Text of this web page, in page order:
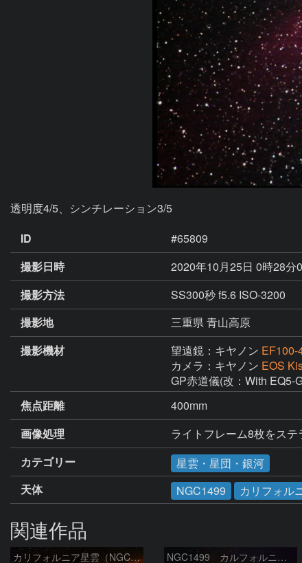
透明度4/5、シンチレーション3/5
ID
#65809
撮影日時
2020年10月25日 0時28分
撮影方法
SS300秒 f5.6 ISO-3200
撮影地
三重県 青山高原
撮影機材
望遠鏡：キヤノン EF100-
カメラ：キヤノン EOS
GP赤道儀(改：With EQ5-
焦点距離
400mm
画像処理
ライトフレーム8枚をス
カテゴリー
星雲・星団・銀河
天体
NGC1499 カリフォル
関連作品
カリフォルニア星雲（NGC 1499） NGC1499 カルフォルニア星雲